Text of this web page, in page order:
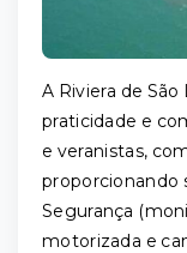
A Riviera de
praticidade e
e veranistas,
proporcionando
Segurança
motorizada e